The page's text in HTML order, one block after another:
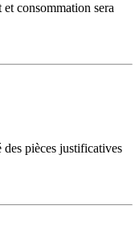
consommation sera
pièces justificatives